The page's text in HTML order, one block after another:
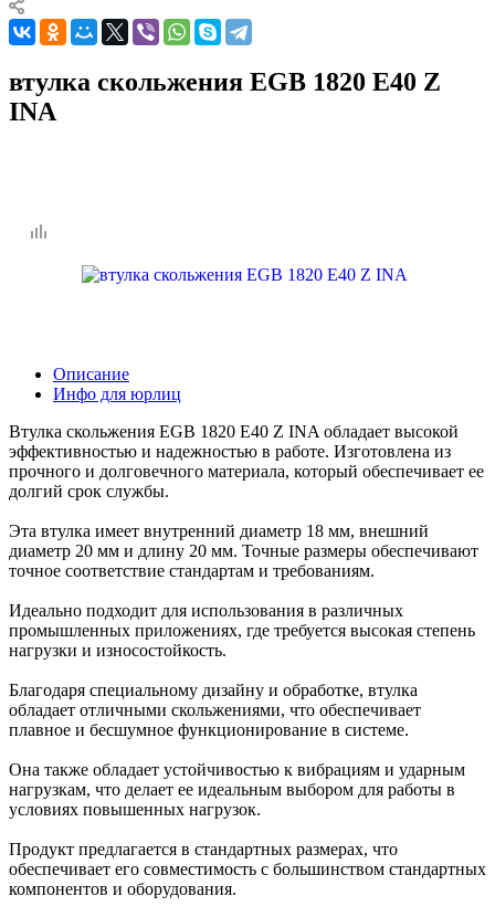
втулка скольжения EGB 1820 E40 Z
INA
Описание
Инфо для юрлиц
Втулка скольжения EGB 1820 E40 Z INA обладает высокой
эффективностью и надежностью в работе. Изготовлена из
прочного и долговечного материала, который обеспечивает ее
долгий срок службы.
Эта втулка имеет внутренний диаметр 18 мм, внешний
диаметр 20 мм и длину 20 мм. Точные размеры обеспечивают
точное соответствие стандартам и требованиям.
Идеально подходит для использования в различных
промышленных приложениях, где требуется высокая степень
нагрузки и износостойкость.
Благодаря специальному дизайну и обработке, втулка
обладает отличными скольжениями, что обеспечивает
плавное и бесшумное функционирование в системе.
Она также обладает устойчивостью к вибрациям и ударным
нагрузкам, что делает ее идеальным выбором для работы в
условиях повышенных нагрузок.
Продукт предлагается в стандартных размерах, что
обеспечивает его совместимость с большинством стандартных
компонентов и оборудования.